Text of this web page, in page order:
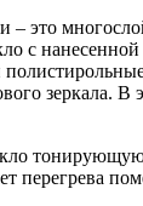
это
с
зеркала.
перегрева